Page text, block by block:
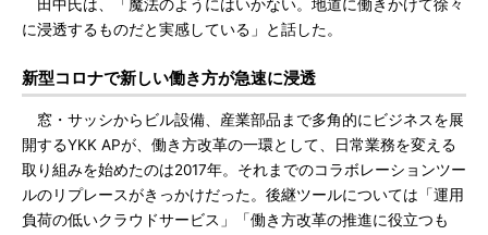
田中氏は、「魔法のようにはいかない。地道に働きかけて徐々
に浸透するものだと実感している」と話した。
新型コロナで新しい働き方が急速に浸透
窓・サッシからビル設備、産業部品まで多角的にビジネスを展
開するYKK APが、働き方改革の一環として、日常業務を変える
取り組みを始めたのは2017年。それまでのコラボレーションツー
ルのリプレースがきっかけだった。後継ツールについては「運用
負荷の低いクラウドサービス」「働き方改革の推進に役立つも